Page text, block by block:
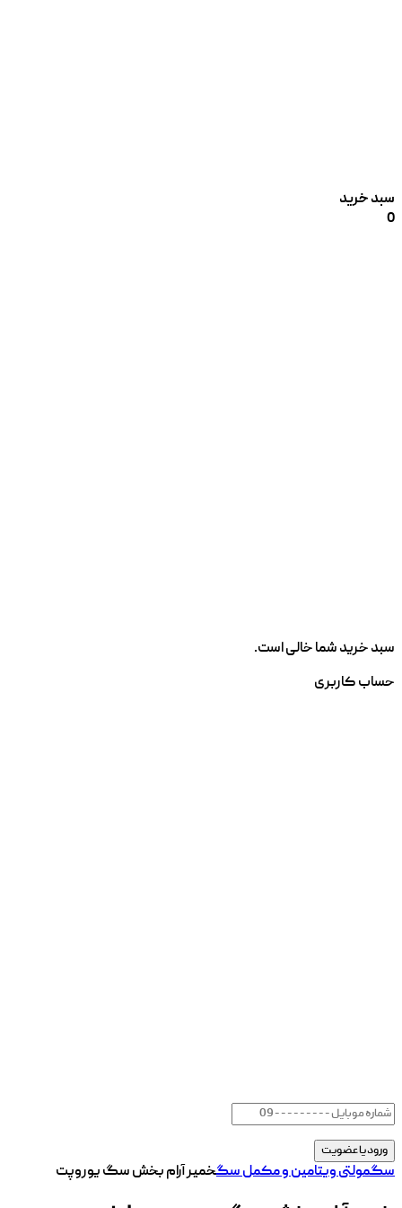
سبد خرید
0
سبد خرید شما خالی است.
حساب کاربری
سگمولتی ویتامین و مکمل سگخمیر آرام بخش سگ یوروپت